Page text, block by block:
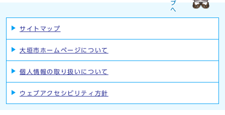
サイトマップ
大垣市ホームページについて
個人情報の取り扱いについて
ウェブアクセシビリティ方針